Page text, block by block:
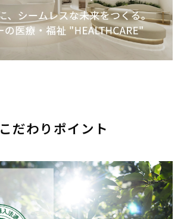
こだわりポイント